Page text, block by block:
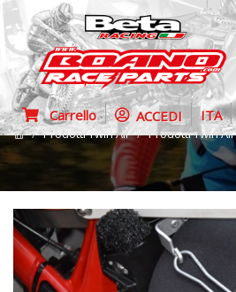
Carrello ACCEDI ITA
Prodotti Twin Air Prodotti Twin Air